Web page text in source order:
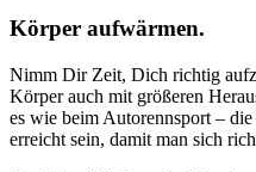
Körper aufwärmen.
Nimm Dir Zeit, Dich richtig
Körper auch mit größeren
es wie beim Autorennsport –
erreicht sein, damit man sich